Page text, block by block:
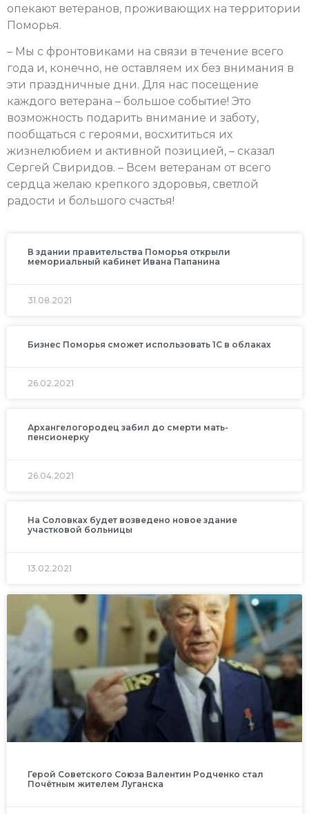
опекают ветеранов, проживающих на территории
Поморья.
– Мы с фронтовиками на связи в течение всего
года и, конечно, не оставляем их без внимания в
эти праздничные дни. Для нас посещение
каждого ветерана – большое событие! Это
возможность подарить внимание и заботу,
пообщаться с героями, восхититься их
жизнелюбием и активной позицией, – сказал
Сергей Свиридов. – Всем ветеранам от всего
сердца желаю крепкого здоровья, светлой
радости и большого счастья!
В здании правительства Поморья открыли
мемориальный кабинет Ивана Папанина
31.08.2021
Бизнес Поморья сможет использовать 1С в облаках
26.02.2021
Архангелогородец забил до смерти мать-
пенсионерку
26.04.2021
На Соловках будет возведено новое здание
участковой больницы
13.02.2021
Герой Советского Союза Валентин Родченко стал
Почётным жителем Луганска